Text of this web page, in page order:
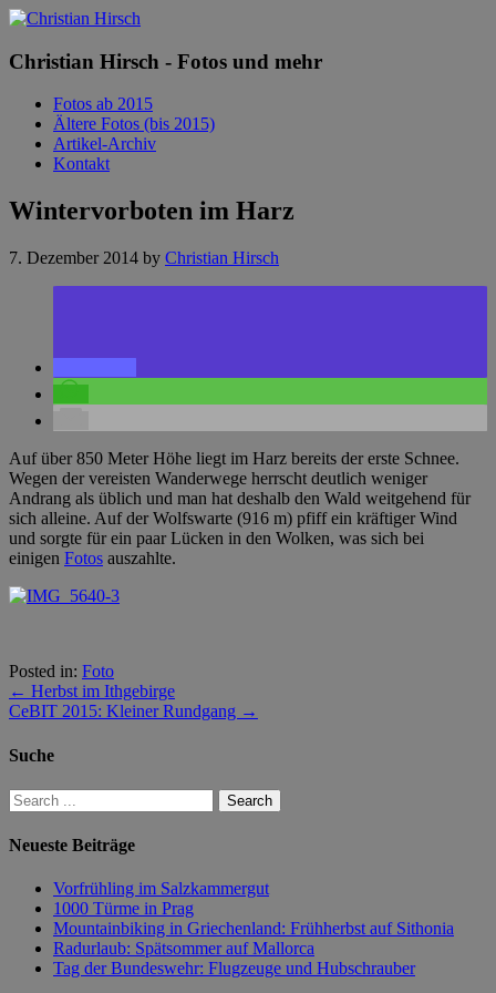
Christian Hirsch - Fotos und mehr
Fotos ab 2015
Ältere Fotos (bis 2015)
Artikel-Archiv
Kontakt
Wintervorboten im Harz
7. Dezember 2014 by Christian Hirsch
Auf über 850 Meter Höhe liegt im Harz bereits der erste Schnee.
Wegen der vereisten Wanderwege herrscht deutlich weniger
Andrang als üblich und man hat deshalb den Wald weitgehend für
sich alleine. Auf der Wolfswarte (916 m) pfiff ein kräftiger Wind
und sorgte für ein paar Lücken in den Wolken, was sich bei
einigen Fotos auszahlte.
Posted in: Foto
← Herbst im Ithgebirge
CeBIT 2015: Kleiner Rundgang →
Suche
Neueste Beiträge
Vorfrühling im Salzkammergut
1000 Türme in Prag
Mountainbiking in Griechenland: Frühherbst auf Sithonia
Radurlaub: Spätsommer auf Mallorca
Tag der Bundeswehr: Flugzeuge und Hubschrauber